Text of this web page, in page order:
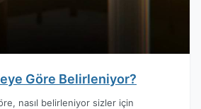
Göre Belirleniyor?
nasıl belirleniyor sizler için